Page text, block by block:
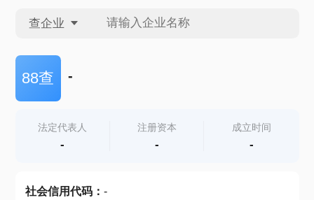
查企业
查企业
查产地
88查 -
法定代表人
-
注册资本
-
成立时间
-
社会信用代码： -